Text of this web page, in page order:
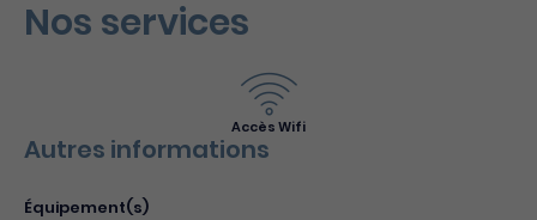
Du 2 janvier 2022 au 30 décembre 2022
Nos services
Accès Wifi
Autres informations
Équipement(s)